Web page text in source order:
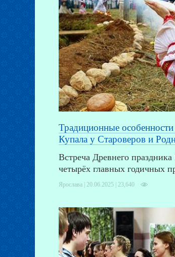
Традиционные особенности
Купала у Староверов и
Встреча Древнего
четырёх главных годичных
Ярослава | 20.06.2025 | 23,640